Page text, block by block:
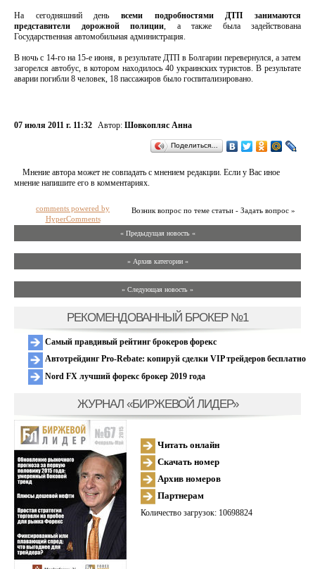
На сегодняшний день всеми подробностями ДТП занимаются
представители дорожной полиции, а также была задействована
Государственная автомобильная администрация.
В ночь с 14-го на 15-е июня, в результате ДТП в Болгарии перевернулся, а затем
загорелся автобус, в котором находилось 40 украинских туристов. В результате
аварии погибли 8 человек, 18 пассажиров было госпитализировано.
07 июля 2011 г. 11:32 Автор: Шовкопляс Анна
Поделиться…
Мнение автора может не совпадать с мнением редакции. Если у Вас иное
мнение напишите его в комментариях.
Возник вопрос по теме статьи - Задать вопрос »
comments powered by
HyperComments
« Предыдущая новость «
» Архив категории «
» Следующая новость »
РЕКОМЕНДОВАННЫЙ БРОКЕР №1
Самый правдивый рейтинг брокеров форекс
Автотрейдинг Pro-Rebate: копируй сделки VIP трейдеров бесплатно
Nord FX лучший форекс брокер 2019 года
ЖУРНАЛ «БИРЖЕВОЙ ЛИДЕР»
Читать онлайн
Скачать номер
Архив номеров
Партнерам
Количество загрузок: 10698824